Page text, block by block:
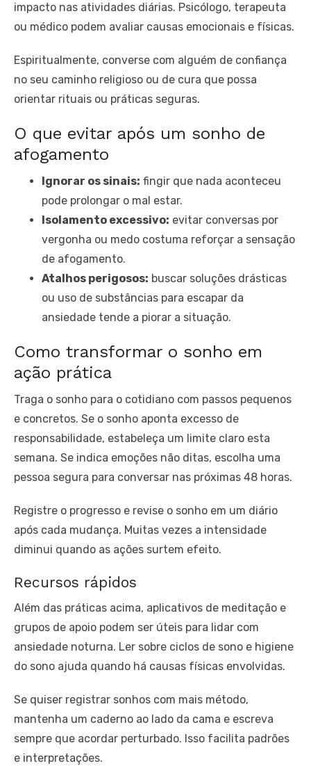
impacto nas atividades diárias. Psicólogo, terapeuta
ou médico podem avaliar causas emocionais e físicas.
Espiritualmente, converse com alguém de confiança
no seu caminho religioso ou de cura que possa
orientar rituais ou práticas seguras.
O que evitar após um sonho de
afogamento
Ignorar os sinais: fingir que nada aconteceu
pode prolongar o mal estar.
Isolamento excessivo: evitar conversas por
vergonha ou medo costuma reforçar a sensação
de afogamento.
Atalhos perigosos: buscar soluções drásticas
ou uso de substâncias para escapar da
ansiedade tende a piorar a situação.
Como transformar o sonho em
ação prática
Traga o sonho para o cotidiano com passos pequenos
e concretos. Se o sonho aponta excesso de
responsabilidade, estabeleça um limite claro esta
semana. Se indica emoções não ditas, escolha uma
pessoa segura para conversar nas próximas 48 horas.
Registre o progresso e revise o sonho em um diário
após cada mudança. Muitas vezes a intensidade
diminui quando as ações surtem efeito.
Recursos rápidos
Além das práticas acima, aplicativos de meditação e
grupos de apoio podem ser úteis para lidar com
ansiedade noturna. Ler sobre ciclos de sono e higiene
do sono ajuda quando há causas físicas envolvidas.
Se quiser registrar sonhos com mais método,
mantenha um caderno ao lado da cama e escreva
sempre que acordar perturbado. Isso facilita padrões
e interpretações.